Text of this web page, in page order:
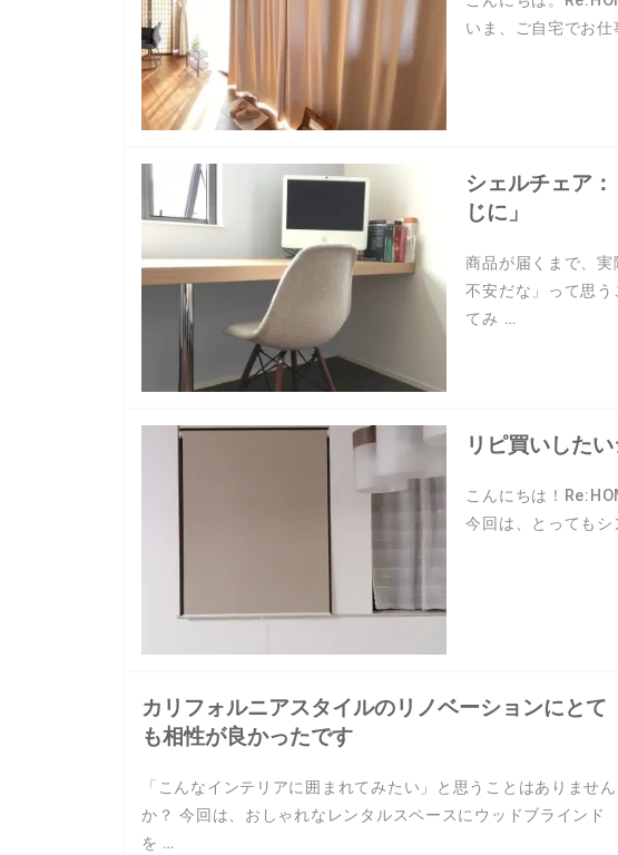
いま、ご自宅でお
シェルチェア
じに」
商品が届くまで、実
不安だな」って思
てみ …
リピ買いした
こんにちは！
今回は、とっても
カリフォルニアスタイルのリノベーションにとて
も相性が良かったです
「こんなインテリアに囲まれてみたい」と思うことはありません
か？ 今回は、おしゃれなレンタルスペースにウッドブラインド
を …